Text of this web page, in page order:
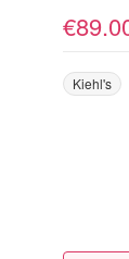
Kiehl's